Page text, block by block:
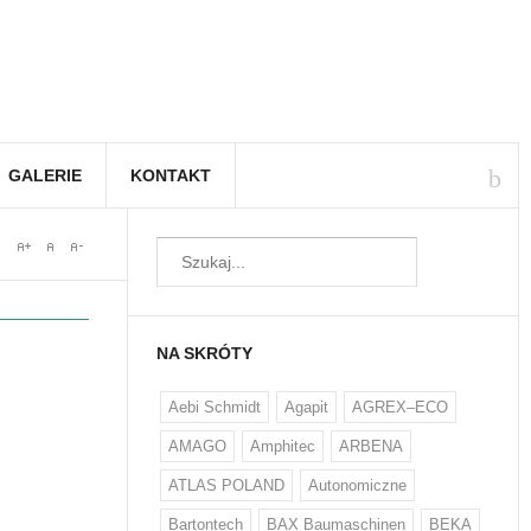
GALERIE KONTAKT
NA SKRÓTY
Aebi Schmidt Agapit AGREX–ECO
AMAGO Amphitec ARBENA
ATLAS POLAND Autonomiczne
Bartontech BAX Baumaschinen BEKA